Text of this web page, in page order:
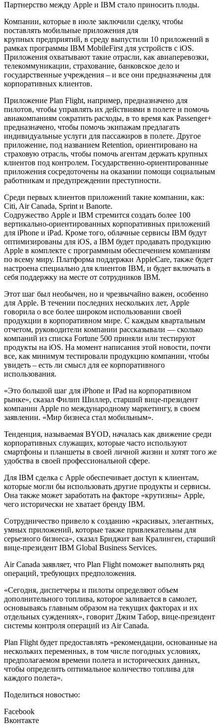
Партнерство между Apple и IBM стало приносить плоды.
Компании, которые в июле заключили сделку, чтобы
поставлять мобильные приложения для
крупных предприятий, в среду выпустили 10 приложений в
рамках программы IBM MobileFirst для устройств с iOS.
Приложения охватывают такие отрасли, как авиаперевозки,
телекоммуникации, страхование, банковское дело и
государственные учреждения – и все они предназначены для
корпоративных клиентов.
Приложение Plan Flight, например, предназначено для
пилотов, чтобы управлять их действиями в полете и помочь
авиакомпаниям сократить расходы, в то время как Passenger+
предназначено, чтобы помочь экипажам предлагать
индивидуальные услуги для пассажиров в полете. Другое
приложение, под названием Retention, ориентировано на
страховую отрасль, чтобы помочь агентам держать крупных
клиентов под контролем. Государственно-ориентированные
приложения сосредоточены на оказании помощи социальным
работникам и предупреждении преступности.
Среди первых клиентов приложений такие компании, как:
Citi, Air Canada, Sprint и Banorte.
Содружество Apple и IBM стремится создать более 100
вертикально-ориентированных корпоративных приложений
для iPhone и iPad. Кроме того, облачные сервисы IBM будут
оптимизированы для iOS, а IBM будет продавать продукцию
Apple в комплекте с программным обеспечением компаниям
по всему миру. Платформа поддержки AppleCare, также будет
настроена специально для клиентов IBM, и будет включать в
себя поддержку на месте от сотрудников IBM.
Этот шаг был необычен, но и чрезвычайно важен, особенно
для Apple. В течении последних нескольких лет, Apple
говорила о все более широком использовании своей
продукции в корпоративном мире. С каждым квартальным
отчетом, руководители компании рассказывали — сколько
компаний из списка Fortune 500 приняли или тестируют
продукты на iOS. На момент написания этой новости, почти
все, как минимум тестировали продукцию компании, чтобы
увидеть – есть ли смысл для ее корпоративного
использования.
«Это большой шаг для iPhone и IPad на корпоративном
рынке», сказал Филип Шиллер, старший вице-президент
компании Apple по международному маркетингу, в своем
заявлении. «Мир бизнеса стал мобильным».
Тенденция, называемая BYOD, началась как движение среди
корпоративных служащих, которые часто используют
смартфоны и планшеты в своей личной жизни и хотят того же
удобства в своей профессиональной сфере.
Для IBM сделка с Apple обеспечивает доступ к клиентам,
которые могли бы использовать другие продукты и сервисы.
Она также может заработать на факторе «крутизны» Apple,
чего исторически не хватает бренду IBM.
Сотрудничество привело к созданию «красивых, элегантных,
умных приложений, которые также привлекательны для
серьезного бизнеса», сказал Бриджит ван Кралинген, старший
вице-президент IBM Global Business Services.
Air Canada заявляет, что Plan Flight поможет выполнять ряд
операций, требующих предположения.
«Сегодня, диспетчеры и пилоты определяют объем
дополнительного топлива, которое заливается в самолет,
основываясь главным образом на текущих факторах и их
отдельных суждениях», говорит Джим Табор, вице-президент
системы контроля операций из Air Canada.
Plan Flight будет предоставлять «рекомендации, основанные на
нескольких переменных, в том числе погодных условиях,
предполагаемом времени полета и исторических данных,
чтобы определить оптимальное количество топлива для
каждого полета».
Поделиться новостью:
Facebook
Вконтакте